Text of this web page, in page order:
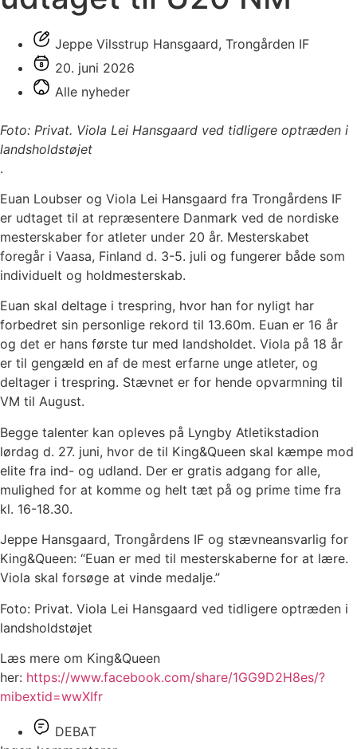
Jeppe Vilsstrup Hansgaard, Trongården IF
20. juni 2026
Alle nyheder
Foto: Privat. Viola Lei Hansgaard ved tidligere optræden i
landsholdstøjet
.
Euan Loubser og Viola Lei Hansgaard fra Trongårdens IF
er udtaget til at repræsentere Danmark ved de nordiske
mesterskaber for atleter under 20 år. Mesterskabet
foregår i Vaasa, Finland d. 3-5. juli og fungerer både som
individuelt og holdmesterskab.
Euan skal deltage i trespring, hvor han for nyligt har
forbedret sin personlige rekord til 13.60m. Euan er 16 år
og det er hans første tur med landsholdet. Viola på 18 år
er til gengæld en af de mest erfarne unge atleter, og
deltager i trespring. Stævnet er for hende opvarmning til
VM til August.
Begge talenter kan opleves på Lyngby Atletikstadion
lørdag d. 27. juni, hvor de til King&Queen skal kæmpe mod
elite fra ind- og udland. Der er gratis adgang for alle,
mulighed for at komme og helt tæt på og prime time fra
kl. 16-18.30.
Jeppe Hansgaard, Trongårdens IF og stævneansvarlig for
King&Queen: “Euan er med til mesterskaberne for at lære.
Viola skal forsøge at vinde medalje.”
Foto: Privat. Viola Lei Hansgaard ved tidligere optræden i
landsholdstøjet
Læs mere om King&Queen
her: https://www.facebook.com/share/1GG9D2H8es/?
mibextid=wwXIfr
DEBAT